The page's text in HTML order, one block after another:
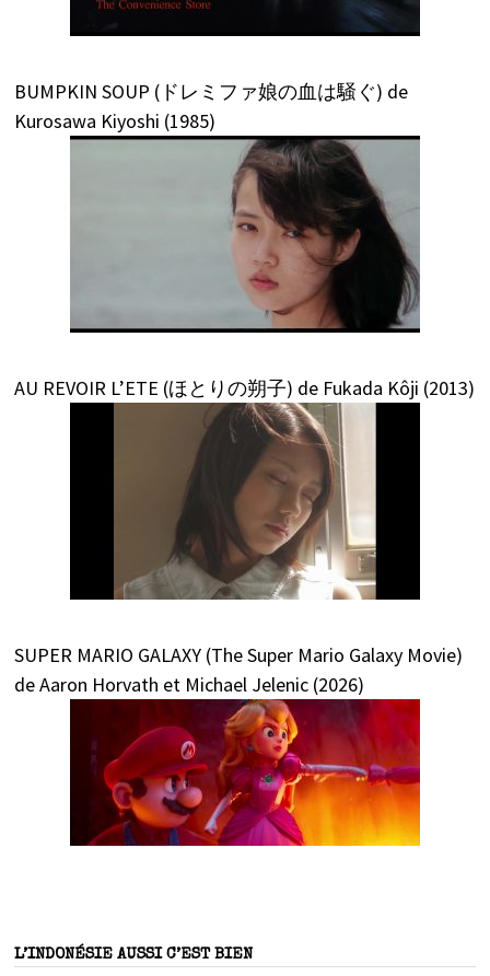
BUMPKIN SOUP (ドレミファ娘の血は騒ぐ) de
Kurosawa Kiyoshi (1985)
AU REVOIR L’ETE (ほとりの朔子) de Fukada Kôji (2013)
SUPER MARIO GALAXY (The Super Mario Galaxy Movie)
de Aaron Horvath et Michael Jelenic (2026)
L’INDONÉSIE AUSSI C’EST BIEN